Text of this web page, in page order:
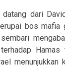
dari
bos mafia
menunjukkan